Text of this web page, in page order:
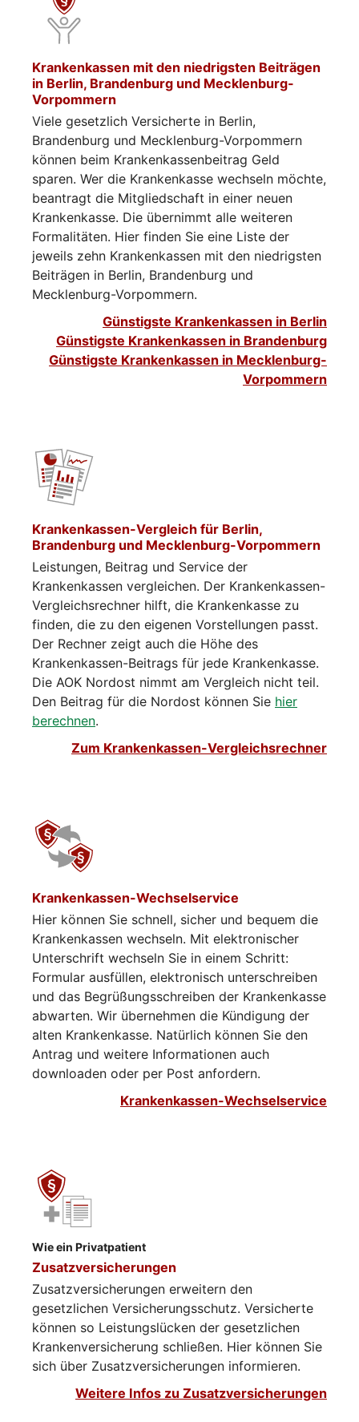
Krankenkassen mit den niedrigsten Beiträgen
in Berlin, Brandenburg und Mecklenburg-
Vorpommern
Viele gesetzlich Versicherte in Berlin,
Brandenburg und Mecklenburg-Vorpommern
können beim Krankenkassenbeitrag Geld
sparen. Wer die Krankenkasse wechseln möchte,
beantragt die Mitgliedschaft in einer neuen
Krankenkasse. Die übernimmt alle weiteren
Formalitäten. Hier finden Sie eine Liste der
jeweils zehn Krankenkassen mit den niedrigsten
Beiträgen in Berlin, Brandenburg und
Mecklenburg-Vorpommern.
Günstigste Krankenkassen in Berlin
Günstigste Krankenkassen in Brandenburg
Günstigste Krankenkassen in Mecklenburg-
Vorpommern
Krankenkassen-Vergleich für Berlin,
Brandenburg und Mecklenburg-Vorpommern
Leistungen, Beitrag und Service der
Krankenkassen vergleichen. Der Krankenkassen-
Vergleichsrechner hilft, die Krankenkasse zu
finden, die zu den eigenen Vorstellungen passt.
Der Rechner zeigt auch die Höhe des
Krankenkassen-Beitrags für jede Krankenkasse.
Die AOK Nordost nimmt am Vergleich nicht teil.
Den Beitrag für die Nordost können Sie hier
berechnen.
Zum Krankenkassen-Vergleichsrechner
Krankenkassen-Wechselservice
Hier können Sie schnell, sicher und bequem die
Krankenkassen wechseln. Mit elektronischer
Unterschrift wechseln Sie in einem Schritt:
Formular ausfüllen, elektronisch unterschreiben
und das Begrüßungsschreiben der Krankenkasse
abwarten. Wir übernehmen die Kündigung der
alten Krankenkasse. Natürlich können Sie den
Antrag und weitere Informationen auch
downloaden oder per Post anfordern.
Krankenkassen-Wechselservice
Wie ein Privatpatient
Zusatzversicherungen
Zusatzversicherungen erweitern den
gesetzlichen Versicherungsschutz. Versicherte
können so Leistungslücken der gesetzlichen
Krankenversicherung schließen. Hier können Sie
sich über Zusatzversicherungen informieren.​​​​
Weitere Infos zu Zusatzversicherungen